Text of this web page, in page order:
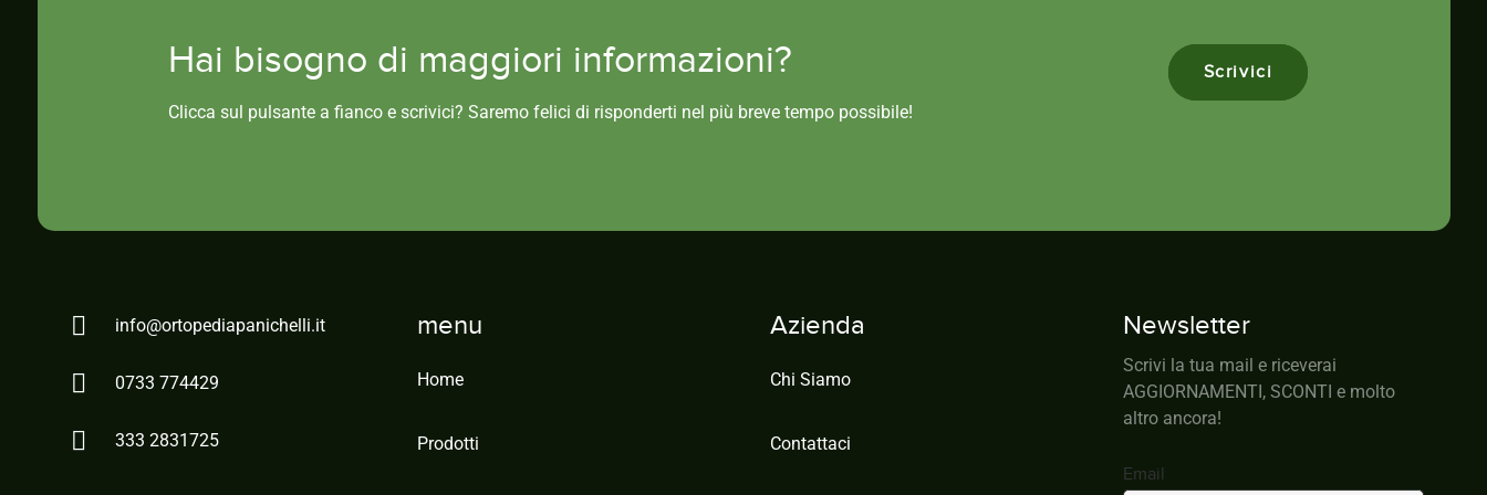
Hai bisogno di maggiori informazioni?
Clicca sul pulsante a fianco e scrivici? Saremo felici di risponderti nel più breve tempo possibile!
Scrivici
info@ortopediapanichelli.it
0733 774429
333 2831725
menu
Home
Prodotti
Azienda
Chi Siamo
Contattaci
Newsletter
Scrivi la tua mail e riceverai
AGGIORNAMENTI, SCONTI e molto
altro ancora!
Email